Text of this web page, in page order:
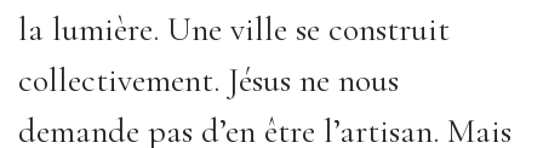
la lumière. Une ville se construit
collectivement. Jésus ne nous
demande pas d’en être l’artisan. Mais